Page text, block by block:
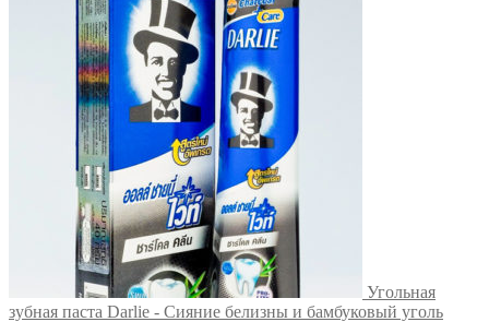
Угольная
зубная паста Darlie - Сияние белизны и бамбуковый уголь